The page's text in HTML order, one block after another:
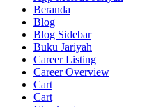
Beranda
Blog
Blog Sidebar
Buku Jariyah
Career Listing
Career Overview
Cart
Cart